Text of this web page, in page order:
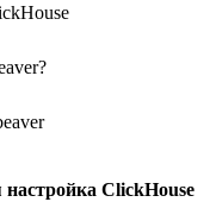
ClickHouse